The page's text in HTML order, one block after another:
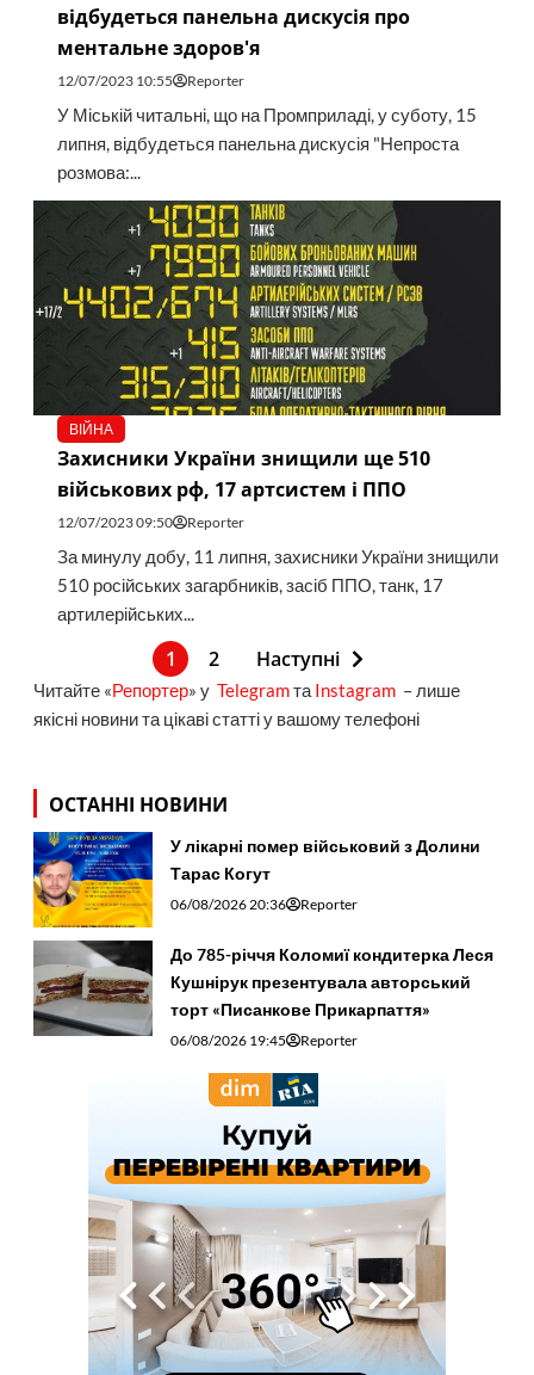
відбудеться панельна дискусія про
ментальне здоров'я
12/07/2023 10:55 Reporter
У Міській читальні, що на Промприладі, у суботу, 15
липня, відбудеться панельна дискусія "Непроста
розмова:...
ВІЙНА
Захисники України знищили ще 510
військових рф, 17 артсистем і ППО
12/07/2023 09:50 Reporter
За минулу добу, 11 липня, захисники України знищили
510 російських загарбників, засіб ППО, танк, 17
артилерійських...
1 2 Наступні
Читайте «Репортер» у Telegramта Instagram– лише
якісні новини та цікаві статті у вашому телефоні
ОСТАННІ НОВИНИ
У лікарні помер військовий з Долини
Тарас Когут
06/08/2026 20:36 Reporter
До 785-річчя Коломиї кондитерка Леся
Кушнірук презентувала авторський
торт «Писанкове Прикарпаття»
06/08/2026 19:45 Reporter